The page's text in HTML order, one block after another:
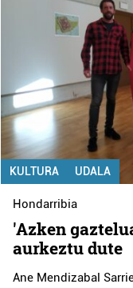
KULTURA UDALA
Hondarribia
'Azken
aurkeztu dute
Ane Mendizabal